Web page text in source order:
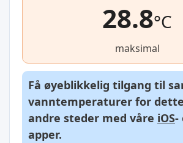
28.8°C
maksimal
Få øyeblikkelig tilgang til
vanntemperaturer for
andre steder med våre iOS-
apper.